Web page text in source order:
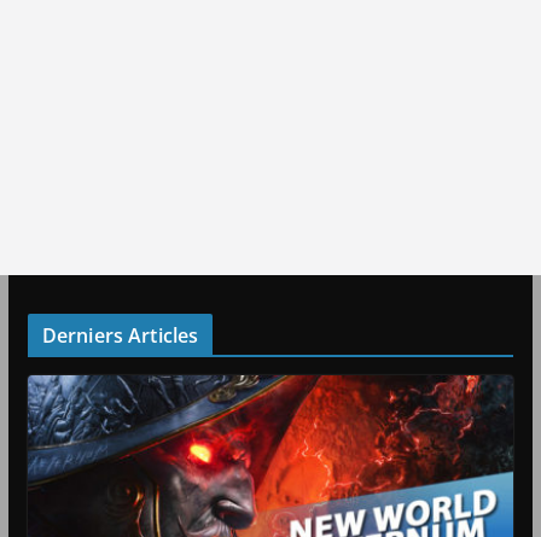
Derniers Articles